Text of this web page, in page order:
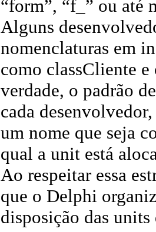
“form”, “f_” ou até
Alguns
nomenclaturas em
como classCliente
verdade, o padrão
cada
um nome que seja
qual a unit está
Ao respeitar essa
que o Delphi
disposição das units